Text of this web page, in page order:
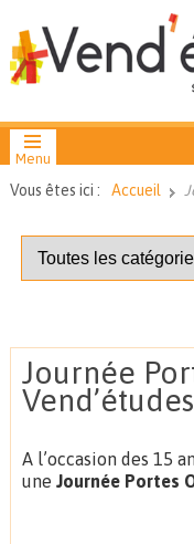
Vous êtes ici : Accueil
Journée
Vend’études
A l’occasion des 15
une Journée Portes
Menu